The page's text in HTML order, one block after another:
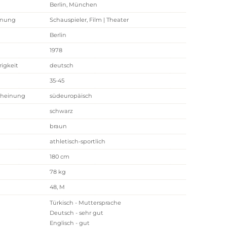
haben, hervorragend die Arbeit mit Regisseur „ Özgür
der Kinofilm "GELBE BRIEFE" - Regie: İlker Çatak.
Berlin, München
Schauspieler, Film | Theater
Berlin
1978
deutsch
35-45
südeuropäisch
schwarz
braun
athletisch-sportlich
180 cm
78 kg
48, M
Türkisch - Muttersprache
Deutsch - sehr gut
Englisch - gut